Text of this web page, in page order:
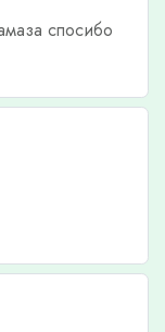
спосибо